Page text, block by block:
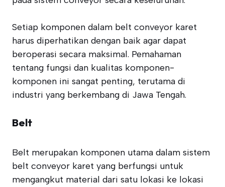
Setiap komponen dalam belt conveyor karet
harus diperhatikan dengan baik agar dapat
beroperasi secara maksimal. Pemahaman
tentang fungsi dan kualitas komponen-
komponen ini sangat penting, terutama di
industri yang berkembang di Jawa Tengah.
Belt
Belt merupakan komponen utama dalam sistem
belt conveyor karet yang berfungsi untuk
mengangkut material dari satu lokasi ke lokasi